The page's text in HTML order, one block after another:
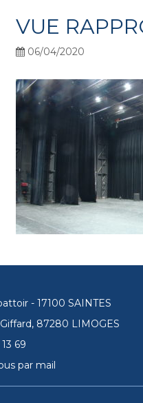
VUE
06/04/2020
- 17100 SAINTES
87280 LIMOGES
69
par mail